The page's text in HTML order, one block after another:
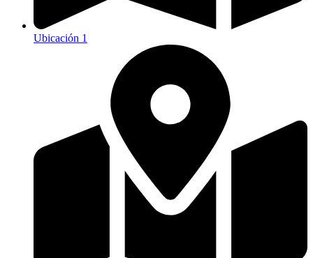
Ubicación 1